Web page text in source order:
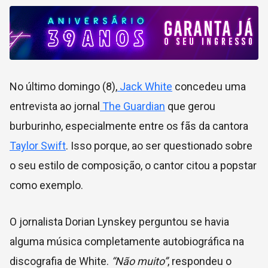
No último domingo (8), Jack White concedeu uma
entrevista ao jornal The Guardian que gerou
burburinho, especialmente entre os fãs da cantora
Taylor Swift. Isso porque, ao ser questionado sobre
o seu estilo de composição, o cantor citou a popstar
como exemplo.
O jornalista Dorian Lynskey perguntou se havia
alguma música completamente autobiográfica na
discografia de White. “Não muito”, respondeu o